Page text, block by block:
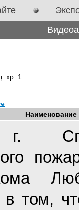
хр. 1
Наименование
г.
в том,